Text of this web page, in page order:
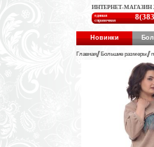
ИНТЕРНЕТ-
единая
справочная
Новинки
Главная Большие размеры